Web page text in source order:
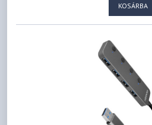
KOSÁRBA